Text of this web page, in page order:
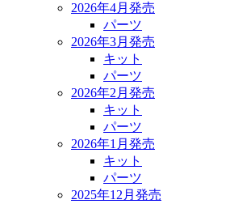
2026年4月発売
パーツ
2026年3月発売
キット
パーツ
2026年2月発売
キット
パーツ
2026年1月発売
キット
パーツ
2025年12月発売